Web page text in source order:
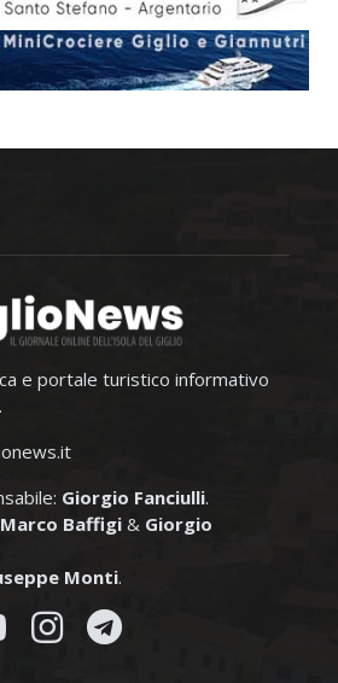
e portale turistico informativo
Giorgio Fanciulli.
Marco Baffigi & Giorgio
Monti.